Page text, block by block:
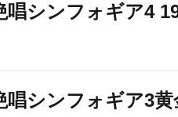
唱シンフォギア4
唱シンフォギア3黄